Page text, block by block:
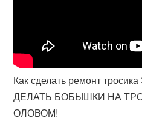
Как сделать ремонт
ДЕЛАТЬ БОБЫШКИ НА
ОЛОВОМ!